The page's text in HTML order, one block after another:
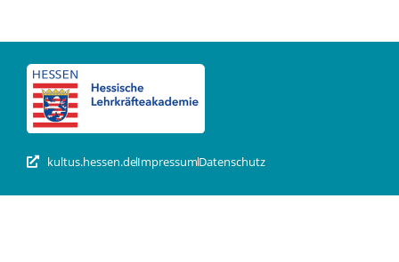
kultus.hessen.deImpressumDatenschutz